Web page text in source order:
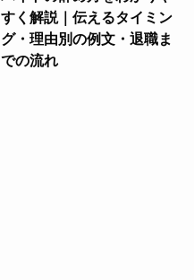
すく解説｜伝えるタイミン
グ・理由別の例文・退職ま
での流れ